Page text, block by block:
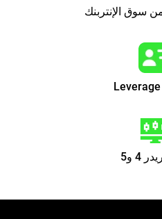
4 و5